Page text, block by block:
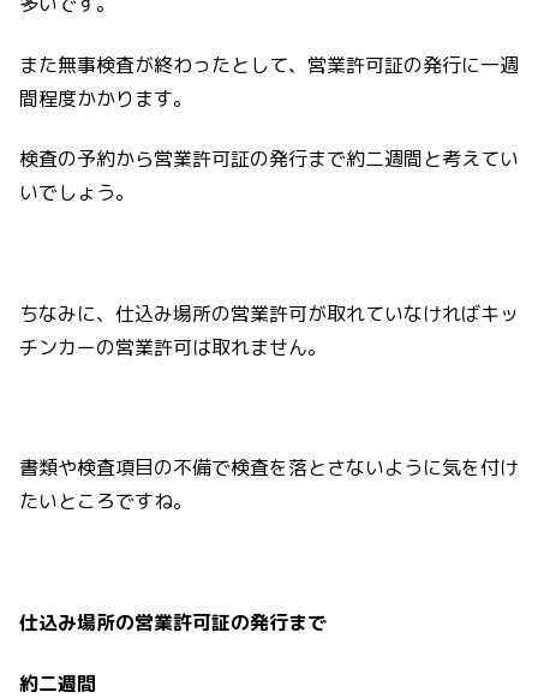
また無事検査が終わったとして、営業許可証の発行に一週
間程度かかります。
検査の予約から営業許可証の発行まで約二週間と考えてい
いでしょう。
ちなみに、仕込み場所の営業許可が取れていなければキッ
チンカーの営業許可は取れません。
書類や検査項目の不備で検査を落とさないように気を付け
たいところですね。
仕込み場所の営業許可証の発行まで
約二週間